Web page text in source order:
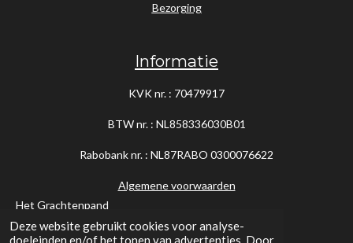
Deze website gebruikt cookies voor analyse-
doeleinden en/of het tonen van advertenties. Door
Bezorging
Informatie
KVK nr. : 70479917
BTW nr. : NL858336030B01
Rabobank nr. : NL87RABO 0300076622
Algemene voorwaarden
Het Grachtenpand